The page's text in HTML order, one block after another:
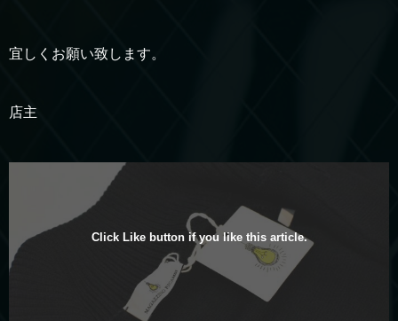
宜しくお願い致します。
店主
Click Like button if you like this article.